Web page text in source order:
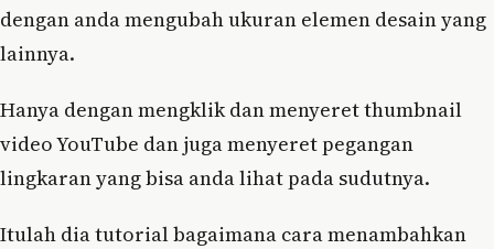
dengan anda mengubah ukuran elemen desain yang
lainnya.
Hanya dengan mengklik dan menyeret thumbnail
video YouTube dan juga menyeret pegangan
lingkaran yang bisa anda lihat pada sudutnya.
Itulah dia tutorial bagaimana cara menambahkan